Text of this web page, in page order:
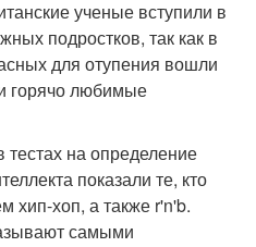
ученые вступили в
подростков, так как в
для отупения вошли
горячо любимые
на определение
показали те, кто
хип-хоп, а также r'n'b.
самыми